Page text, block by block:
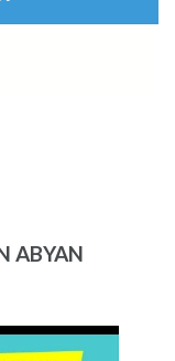
ABYAN